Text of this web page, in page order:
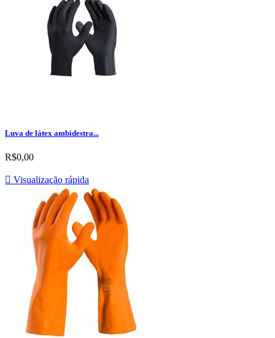
Luva de látex ambidestra...
R$0,00
 Visualização rápida